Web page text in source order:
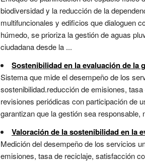
biodiversidad y la reducción de la
multifuncionales y edificios que dialoguen
húmedo, se prioriza la gestión de aguas
ciudadana desde la ...
Sostenibilidad en la evaluación de la
Sistema que mide el desempeño de los
sostenibilidad.reducción de emisiones,
revisiones periódicas con participación de
garantizan que la gestión sea responsable,
Valoración de la sostenibilidad en la
Medición del desempeño de los servicios
emisiones, tasa de reciclaje, satisfacción